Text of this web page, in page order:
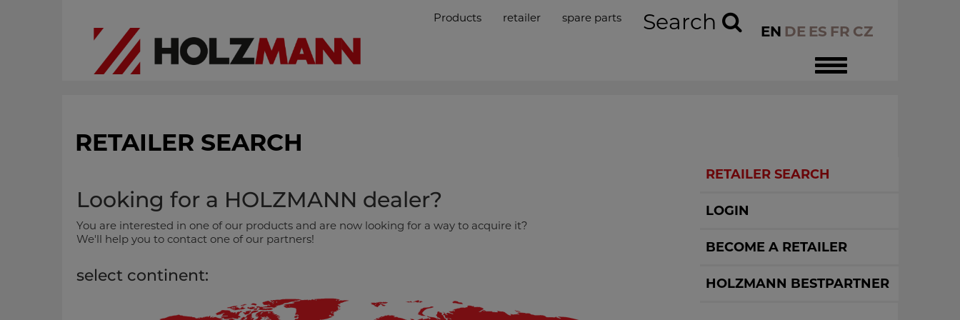
Toggle
navigation
EN DE ES FR CZ
Products retailer spare parts Search
RETAILER SEARCH
Looking for a HOLZMANN dealer?
You are interested in one of our products and are now looking for a way to acquire it?
We'll help you to contact one of our partners!
select continent:
RETAILER SEARCH
LOGIN
BECOME A RETAILER
HOLZMANN BESTPARTNER